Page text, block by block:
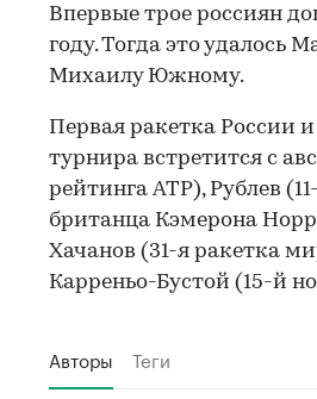
Впервые трое россиян
году. Тогда это удалось
Михаилу Южному.
Первая ракетка России
турнира встретится с
рейтинга ATP), Рублев
британца Кэмерона
Хачанов (31-я ракетка
Карреньо-Бустой (15-й
Авторы Теги